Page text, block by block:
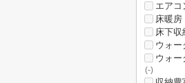
エアコ
床暖房
床下収
ウォー
ウォー
(-)